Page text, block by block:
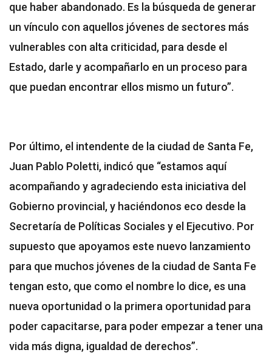
que haber abandonado. Es la búsqueda de generar
un vínculo con aquellos jóvenes de sectores más
vulnerables con alta criticidad, para desde el
Estado, darle y acompañarlo en un proceso para
que puedan encontrar ellos mismo un futuro”.
Por último, el intendente de la ciudad de Santa Fe,
Juan Pablo Poletti, indicó que “estamos aquí
acompañando y agradeciendo esta iniciativa del
Gobierno provincial, y haciéndonos eco desde la
Secretaría de Políticas Sociales y el Ejecutivo. Por
supuesto que apoyamos este nuevo lanzamiento
para que muchos jóvenes de la ciudad de Santa Fe
tengan esto, que como el nombre lo dice, es una
nueva oportunidad o la primera oportunidad para
poder capacitarse, para poder empezar a tener una
vida más digna, igualdad de derechos”.